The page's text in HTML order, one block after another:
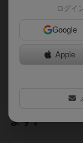
どんどん人
国」で奇妙
ます。
ログイ
Google
Apple